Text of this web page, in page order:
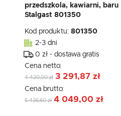
przedszkola, kawiarni, baru |
Stalgast 801350
Kod produktu: 801350
2-3 dni
0 zł - dostawa gratis
Cena netto:
4 420,00 zł 3 291,87 zł
Cena brutto:
5 436,60 zł 4 049,00 zł